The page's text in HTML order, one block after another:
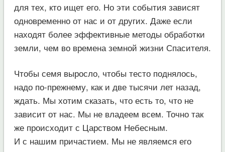
для тех, кто ищет его. Но эти события зависят
одновременно от нас и от других. Даже если
находят более эффективные методы обработки
земли, чем во времена земной жизни Спасителя.
Чтобы семя выросло, чтобы тесто поднялось,
надо по-прежнему, как и две тысячи лет назад,
ждать. Мы хотим сказать, что есть то, что не
зависит от нас. Мы не владеем всем. Точно так
же происходит с Царством Небесным.
И с нашим причастием. Мы не являемся его